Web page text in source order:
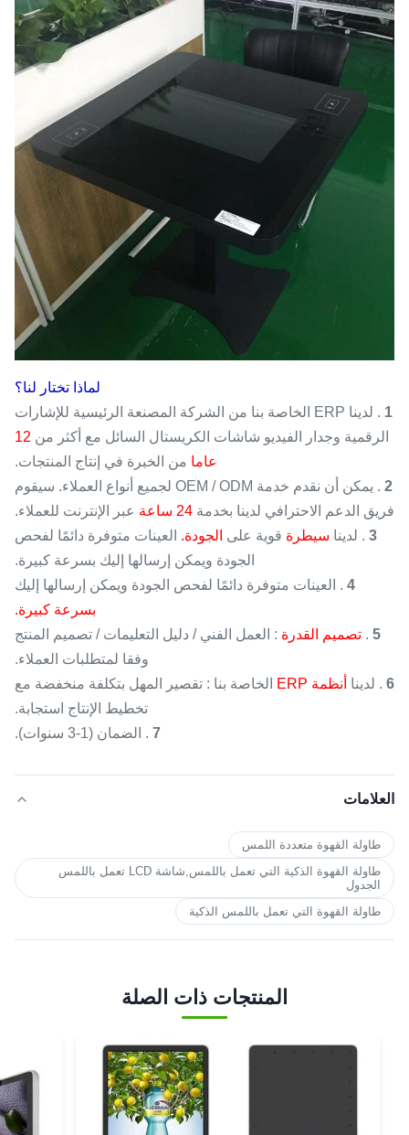
لماذا تختار لنا؟
1
.
لدينا ERP الخاصة بنا من الشركة المصنعة الرئيسية للإشارات
الرقمية وجدار الفيديو شاشات الكريستال السائل مع أكثر من 12
عاما من الخبرة في إنتاج المنتجات.
2
. يمكن أن نقدم خدمة OEM / ODM لجميع أنواع العملاء.
سيقوم
فريق الدعم الاحترافي لدينا بخدمة 24 ساعة عبر الإنترنت للعملاء.
3
. لدينا سيطرة قوية على الجودة. العينات متوفرة دائمًا لفحص
الجودة ويمكن إرسالها إليك بسرعة كبيرة.
4
. العينات متوفرة دائمًا لفحص الجودة ويمكن إرسالها إليك
بسرعة كبيرة.
5
. تصميم القدرة : العمل الفني / دليل التعليمات / تصميم المنتج
وفقا لمتطلبات العملاء.
6
. لدينا أنظمة ERP الخاصة بنا : تقصير المهل بتكلفة منخفضة مع
تخطيط الإنتاج استجابة.
7
. الضمان (1-3 سنوات).
العلامات
طاولة القهوة متعددة اللمس
طاولة القهوة الذكية التي تعمل باللمس,شاشة LCD تعمل باللمس
الجدول
طاولة القهوة التي تعمل باللمس الذكية
المنتجات ذات الصلة